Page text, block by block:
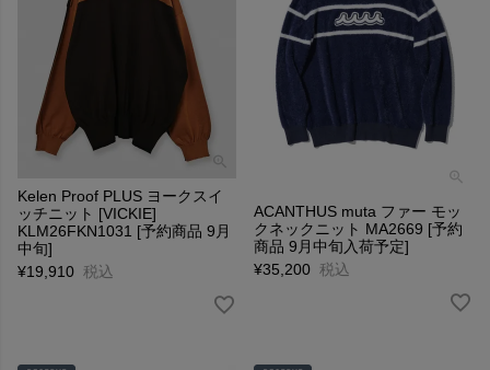
Kelen Proof PLUS ヨークスイ
ッチニット [VICKIE]
KLM26FKN1031 [予約商品 9月
中旬]
¥19,910 税込
ACANTHUS muta ファー モッ
クネックニット MA2669 [予約
商品 9月中旬入荷予定]
¥35,200 税込